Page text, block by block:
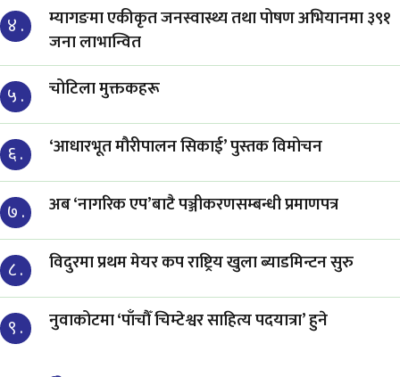
४ .
म्यागङमा एकीकृत जनस्वास्थ्य तथा पोषण अभियानमा ३९१
जना लाभान्वित
५ . चोटिला मुक्तकहरू
६ . ‘आधारभूत मौरीपालन सिकाई’ पुस्तक विमोचन
७ . अब ‘नागरिक एप’बाटै पञ्जीकरणसम्बन्धी प्रमाणपत्र
८ . विदुरमा प्रथम मेयर कप राष्ट्रिय खुला ब्याडमिन्टन सुरु
९ . नुवाकोटमा ‘पाँचौँ चिम्टेश्वर साहित्य पदयात्रा’ हुने